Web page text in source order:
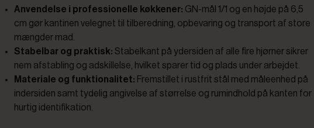
Anvendelse i professionelle køkkener: GN-mål 1/1 og en højde på 6,5
cm gør kantinen velegnet til tilberedning, opbevaring og transport af store
mængder mad.
Stabelbar og praktisk: Stabelkant på ydersiden af alle fire hjørner sikrer
nem afstabling og adskillelse, hvilket sparer tid og plads under arbejdet.
Materiale og funktionalitet: Fremstillet i rustfrit stål med måleenhed på
indersiden samt tydelig angivelse af størrelse og rumindhold på kanten for
hurtig identifikation.